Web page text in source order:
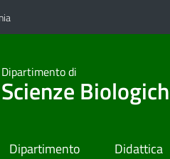
Dipartimento di
Scienze
Dipartimento Didattica